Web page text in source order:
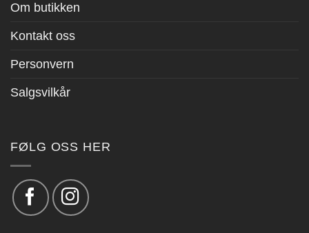
Om butikken
Kontakt oss
Personvern
Salgsvilkår
FØLG OSS HER